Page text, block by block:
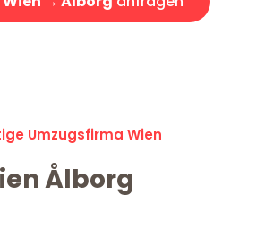
Umzugsfirma Wien
Ålborg